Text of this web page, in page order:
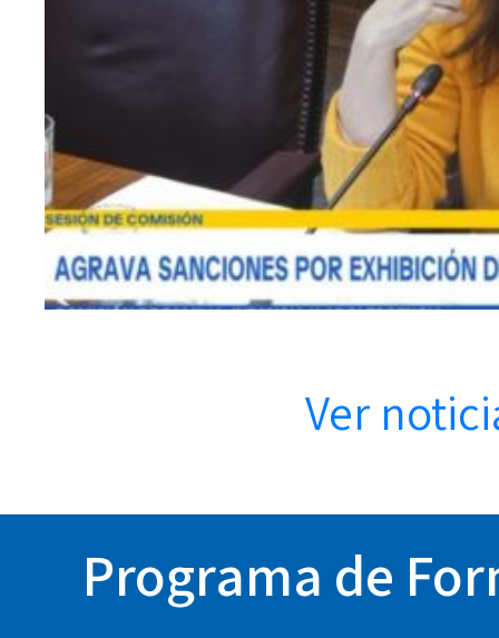
Ver
Programa de